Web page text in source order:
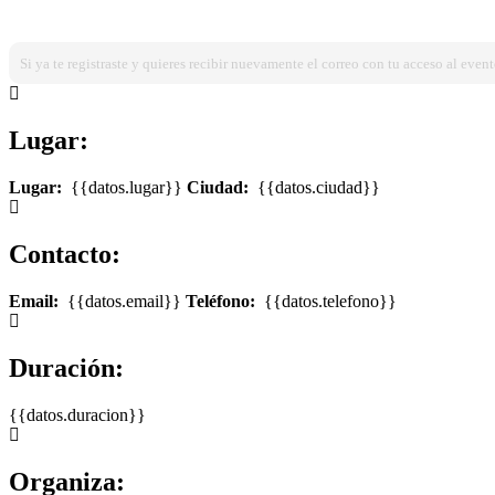
Si ya te registraste y quieres recibir nuevamente el correo con tu acceso al
Lugar:
Lugar: {{datos.lugar}} Ciudad: {{datos.ciudad}}
Contacto:
Email: {{datos.email}} Teléfono: {{datos.telefono}}
Duración:
{{datos.duracion}}
Organiza: